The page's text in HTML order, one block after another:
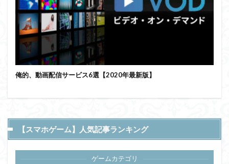
俺的、動画配信サービス6選【2020年最新版】
【スマホゲーム】人気記事ランキング
ゲームカテゴリ